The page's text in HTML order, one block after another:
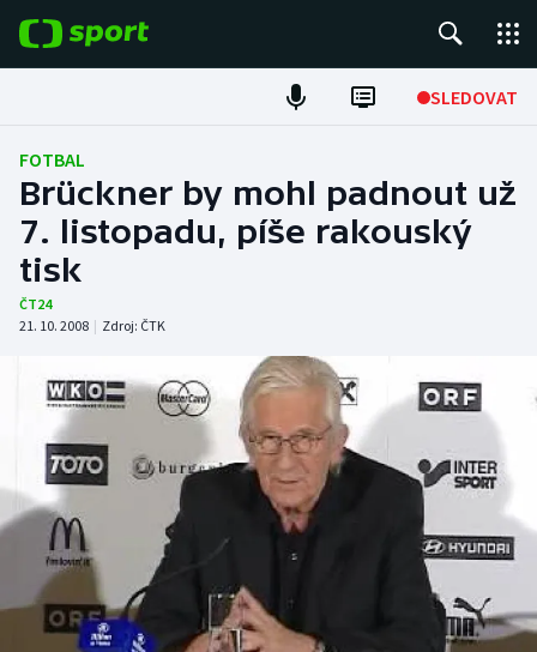
SLEDOVAT
Fotbal
Hokej
Tenis
Atletika
Cyklistika
DALŠÍ SPORTY
Americký fotbal
Baseball a softbal
Basketbal
NEPŘEHLÉDNĚTE
Soutěže
Historické návraty
FOTBAL
Brückner by mohl padnout už
7. listopadu, píše rakouský
tisk
ČT24
21. 10. 2008 | Zdroj: ČTK